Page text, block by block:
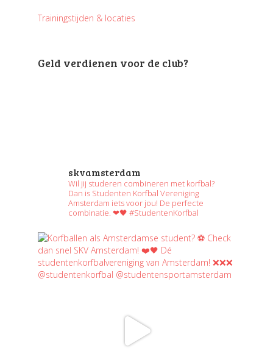
Trainingstijden & locaties
Geld verdienen voor de club?
skvamsterdam
Wil jij studeren combineren met korfbal?
Dan is Studenten Korfbal Vereniging
Amsterdam iets voor jou! De perfecte
combinatie. ❤🖤 #StudentenKorfbal